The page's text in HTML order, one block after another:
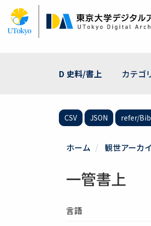
ン
D 史料/書上 カテゴ
CSV JSON refer/
ホーム 観世アーカ
一管書上
言語